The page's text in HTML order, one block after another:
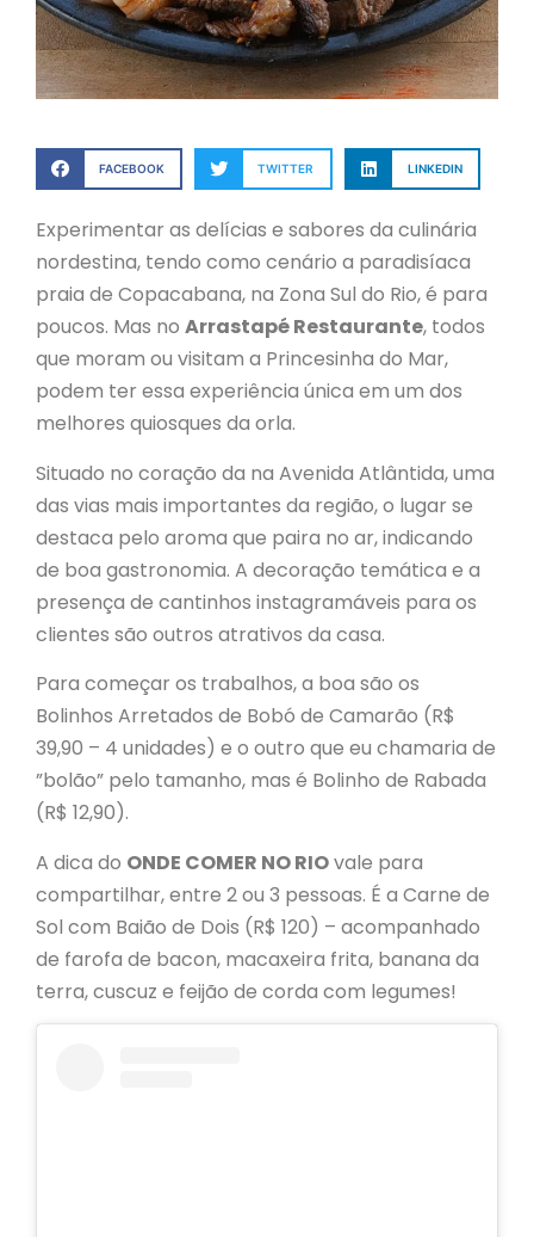
FACEBOOK TWITTER LINKEDIN
Experimentar as delícias e sabores da culinária
nordestina, tendo como cenário a paradisíaca
praia de Copacabana, na Zona Sul do Rio, é para
poucos. Mas no Arrastapé Restaurante, todos
que moram ou visitam a Princesinha do Mar,
podem ter essa experiência única em um dos
melhores quiosques da orla.
Situado no coração da na Avenida Atlântida, uma
das vias mais importantes da região, o lugar se
destaca pelo aroma que paira no ar, indicando
de boa gastronomia. A decoração temática e a
presença de cantinhos instagramáveis para os
clientes são outros atrativos da casa.
Para começar os trabalhos, a boa são os
Bolinhos Arretados de Bobó de Camarão (R$
39,90 – 4 unidades) e o outro que eu chamaria de
”bolão” pelo tamanho, mas é Bolinho de Rabada
(R$ 12,90).
A dica do ONDE COMER NO RIOvale para
compartilhar, entre 2 ou 3 pessoas. É a Carne de
Sol com Baião de Dois (R$ 120) – acompanhado
de farofa de bacon, macaxeira frita, banana da
terra, cuscuz e feijão de corda com legumes!